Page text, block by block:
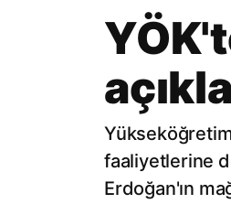
faaliyetlerine
Erdoğan'ın